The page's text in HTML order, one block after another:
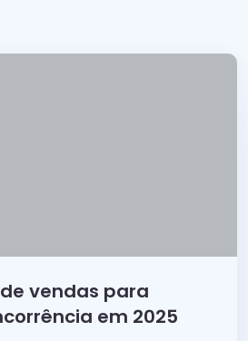
vendas para
em 2025